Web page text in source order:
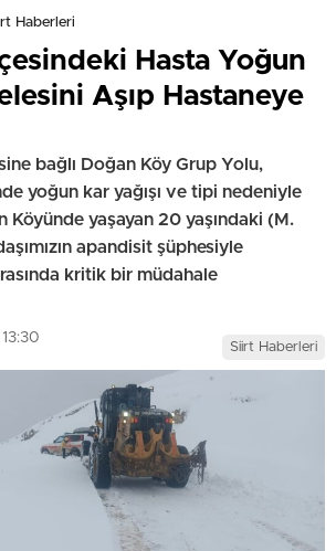
Haberleri
Hasta Yoğun
Aşıp Hastaneye
bağlı Doğan Köy Grup Yolu,
yoğun kar yağışı ve tipi nedeniyle
Köyünde yaşayan 20 yaşındaki (M.
apandisit şüphesiyle
kritik bir müdahale
Siirt Haberleri